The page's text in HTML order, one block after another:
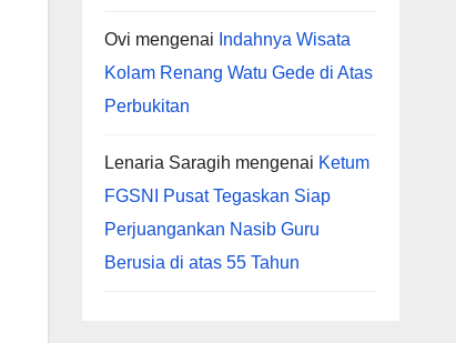
Ovi mengenai Indahnya Wisata
Kolam Renang Watu Gede di Atas
Perbukitan
Lenaria Saragih mengenai Ketum
FGSNI Pusat Tegaskan Siap
Perjuangankan Nasib Guru
Berusia di atas 55 Tahun